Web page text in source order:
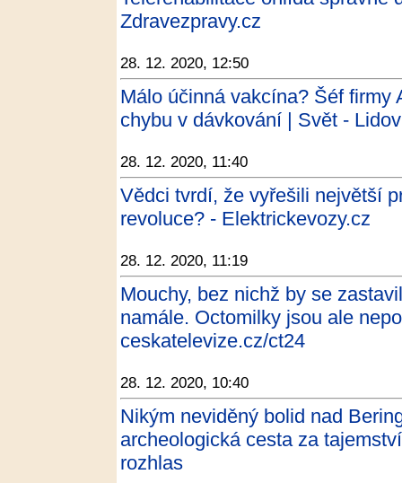
Zdravezpravy.cz
28. 12. 2020, 12:50
Málo účinná vakcína? Šéf firmy
chybu v dávkování | Svět -
28. 12. 2020, 11:40
Vědci tvrdí, že vyřešili největší
revoluce? - Elektrickevozy.cz
28. 12. 2020, 11:19
Mouchy, bez nichž by se
namále. Octomilky jsou ale
ceskatelevize.cz/ct24
28. 12. 2020, 10:40
Nikým neviděný bolid nad
archeologická cesta za
rozhlas